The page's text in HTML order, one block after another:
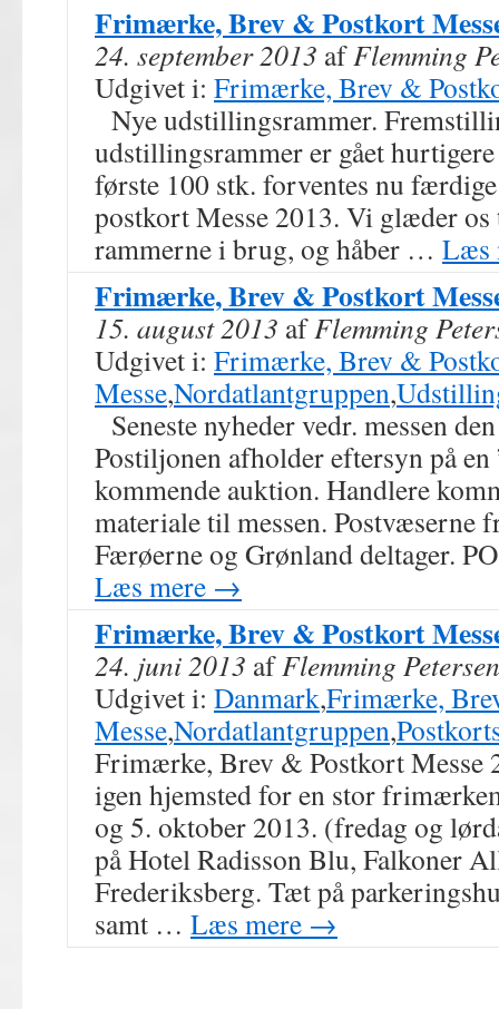
Frimærke, Brev & Postkort
24. september 2013 afFlemming
Udgivet i: Frimærke, Brev &
Nye udstillingsrammer.
udstillingsrammer er gået
første 100 stk. forventes nu
postkort Messe 2013. Vi glæder os
rammerne i brug, og håber … Læs
Frimærke, Brev & Postkort
15. august 2013 afFlemming
Udgivet i: Frimærke, Brev &
Messe,Nordatlantgruppen,
Seneste nyheder vedr. messen
Postiljonen afholder eftersyn på en
kommende auktion. Handlere
materiale til messen. Postvæserne
Færøerne og Grønland deltager.
Læs mere →
Frimærke, Brev & Postkort
24. juni 2013 afFlemming Petersen
Udgivet i: Danmark,Frimærke,
Messe,Nordatlantgruppen,
Frimærke, Brev & Postkort Messe
igen hjemsted for en stor
og 5. oktober 2013. (fredag og
på Hotel Radisson Blu, Falkoner
Frederiksberg. Tæt på
samt … Læs mere →